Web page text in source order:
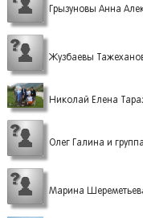
Грызуновы Анна
Жузбаевы
Николай Елена
Олег Галина и
Марина